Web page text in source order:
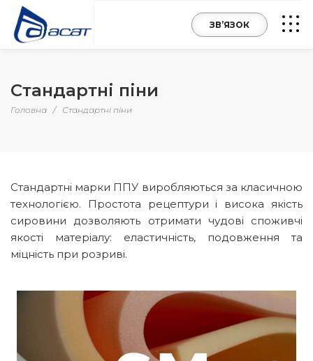
ЗВ’ЯЗОК
Стандартні піни
Головна / Стандартні піни
Стандартні марки ППУ виробляються за класичною
технологією. Простота рецептури і висока якість
сировини дозволяють отримати чудові споживчі
якості матеріалу: еластичність, подовження та
міцність при розриві.